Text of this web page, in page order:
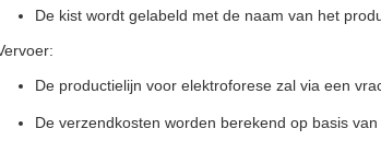
De kist wordt gelabeld met de naam van het
De productielijn voor elektroforese zal via een
De verzendkosten worden berekend op basis